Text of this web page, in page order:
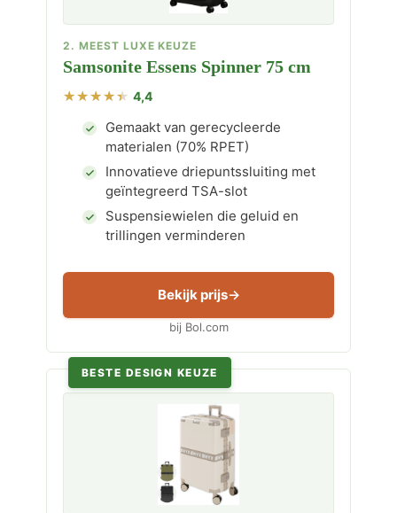
2. MEEST LUXE KEUZE
Samsonite Essens Spinner 75 cm
4,4
Gemaakt van gerecycleerde
materialen (70% RPET)
Innovatieve driepuntssluiting met
geïntegreerd TSA-slot
Suspensiewielen die geluid en
trillingen verminderen
Bekijk prijs
bij Bol.com
BESTE DESIGN KEUZE